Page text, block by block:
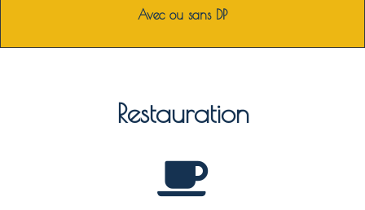
Avec ou sans DP
Restauration